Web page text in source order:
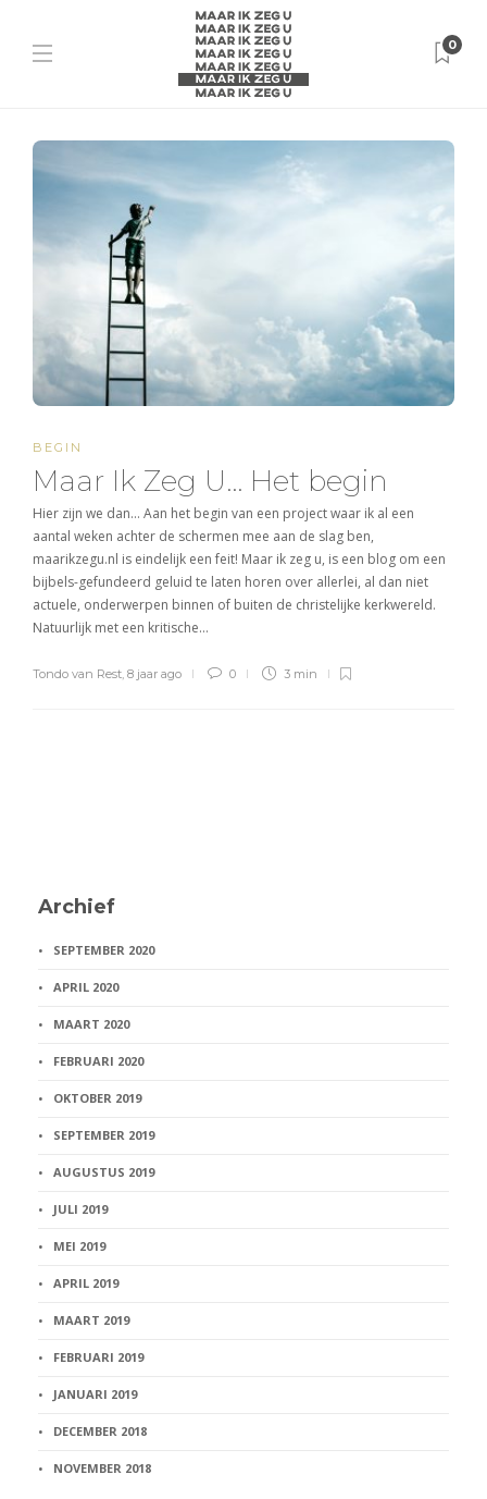
0
BEGIN
Maar Ik Zeg U… Het begin
Hier zijn we dan… Aan het begin van een project waar ik al een
aantal weken achter de schermen mee aan de slag ben,
maarikzegu.nl is eindelijk een feit! Maar ik zeg u, is een blog om een
bijbels-gefundeerd geluid te laten horen over allerlei, al dan niet
actuele, onderwerpen binnen of buiten de christelijke kerkwereld.
Natuurlijk met een kritische…
Tondo van Rest, 8 jaar ago 0 3 min
Archief
SEPTEMBER 2020
APRIL 2020
MAART 2020
FEBRUARI 2020
OKTOBER 2019
SEPTEMBER 2019
AUGUSTUS 2019
JULI 2019
MEI 2019
APRIL 2019
MAART 2019
FEBRUARI 2019
JANUARI 2019
DECEMBER 2018
NOVEMBER 2018